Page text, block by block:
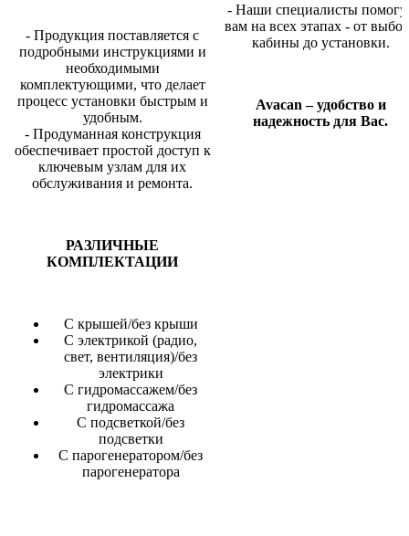
- Продукция поставляется с
подробными инструкциями и
необходимыми
комплектующими, что делает
процесс установки быстрым и
удобным.
- Продуманная конструкция
обеспечивает простой доступ к
ключевым узлам для их
обслуживания и ремонта.
РАЗЛИЧНЫЕ
КОМПЛЕКТАЦИИ
С крышей/без крыши
С электрикой (радио,
свет, вентиляция)/без
электрики
С гидромассажем/без
гидромассажа
С подсветкой/без
подсветки
С парогенератором/без
парогенератора
- Наши специалисты
вам на всех этапах - от
кабины до установки.
Avacan – удобство и
надежность для Вас.